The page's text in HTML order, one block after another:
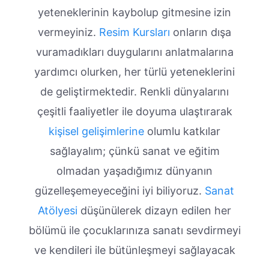
yeteneklerinin kaybolup gitmesine izin
vermeyiniz. Resim Kursları onların dışa
vuramadıkları duygularını anlatmalarına
yardımcı olurken, her türlü yeteneklerini
de geliştirmektedir. Renkli dünyalarını
çeşitli faaliyetler ile doyuma ulaştırarak
kişisel gelişimlerine olumlu katkılar
sağlayalım; çünkü sanat ve eğitim
olmadan yaşadığımız dünyanın
güzelleşemeyeceğini iyi biliyoruz. Sanat
Atölyesi düşünülerek dizayn edilen her
bölümü ile çocuklarınıza sanatı sevdirmeyi
ve kendileri ile bütünleşmeyi sağlayacak